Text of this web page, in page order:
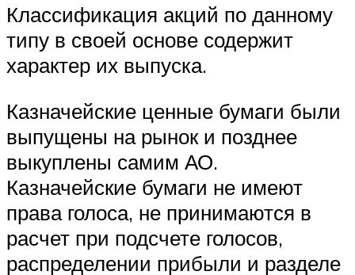
Классификация акций по данному
типу в своей основе содержит
характер их выпуска.
Казначейские ценные бумаги были
выпущены на рынок и позднее
выкуплены самим АО.
Казначейские бумаги не имеют
права голоса, не принимаются в
расчет при подсчете голосов,
распределении прибыли и разделе